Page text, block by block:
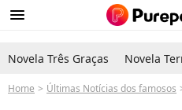
menu
Novela Três Graças Novela
Home Últimas Notícias dos famosos